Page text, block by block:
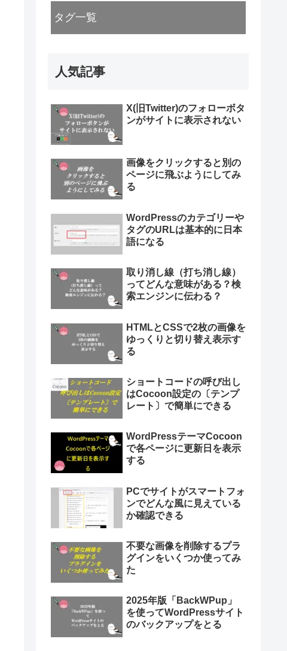
タグ一覧
人気記事
X(旧Twitter)のフォローボタ
ンがサイトに表示されない
画像をクリックすると別の
ページに飛ぶようにしてみ
る
WordPressのカテゴリーや
タグのURLは基本的に日本
語になる
取り消し線（打ち消し線）
ってどんな意味がある？検
索エンジンに伝わる？
HTMLとCSSで2枚の画像を
ゆっくりと切り替え表示す
る
ショートコードの呼び出し
はCocoon設定の〔テンプ
レート〕で簡単にできる
WordPressテーマCocoon
で各ページに更新日を表示
する
PCでサイトがスマートフォ
ンでどんな風に見えている
か確認できる
不要な画像を削除するプラ
グインをいくつか使ってみ
た
2025年版「BackWPup」
を使ってWordPressサイト
のバックアップをとる